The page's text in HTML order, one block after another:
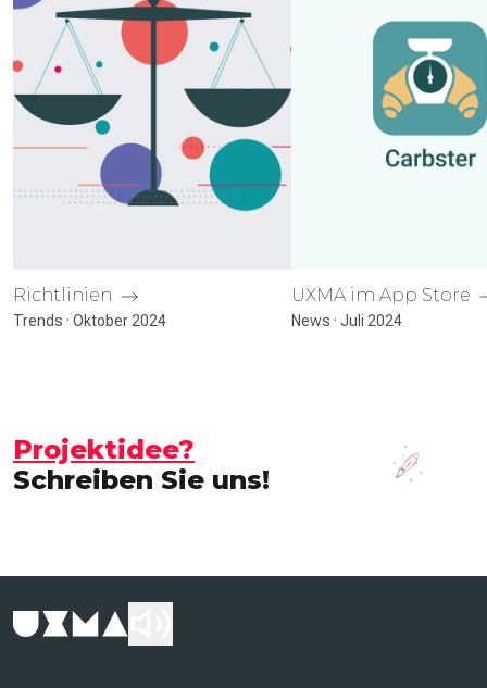
Richtlinien
Trends · Oktober 2024
UXMA im App Store
News · Juli 2024
Projektidee?
Schreiben Sie uns!